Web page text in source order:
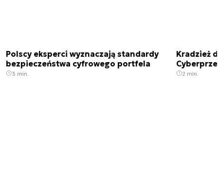
Polscy eksperci wyznaczają standardy
bezpieczeństwa cyfrowego portfela
3 min.
Kradzież
2 min.